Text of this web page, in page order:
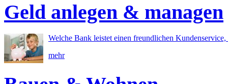
Geld anlegen & managen
Welche Bank leistet einen freundlichen
mehr